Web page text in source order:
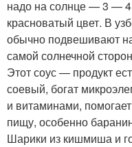
надо на солнце — 3 — 4
красноватый цвет. В
обычно подвешивают
самой солнечной
Этот соус — продукт
соевый, богат
и витаминами,
пищу, особенно
Шарики из кишмиша и